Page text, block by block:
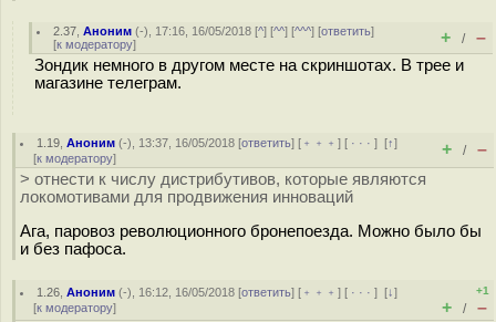
2.37 ,Аноним (-), 17:16, 16/05/2018 [^] [^^] [^^^] [ответить]
[к модератору] + / –
Зондик немного в другом месте на скриншотах. В трее и
магазине телеграм.
1.19 ,Аноним (-), 13:37, 16/05/2018 [ответить] [ ﹢﹢﹢] [ · · ·][↑]
[к модератору] + / –
> отнести к числу дистрибутивов, которые являются
локомотивами для продвижения инноваций
Ага, паровоз революционного бронепоезда. Можно было бы
и без пафоса.
1.26 ,Аноним (-), 16:12, 16/05/2018 [ответить] [ ﹢﹢﹢] [ · · ·][↓]
[к модератору]
+1
+ / –